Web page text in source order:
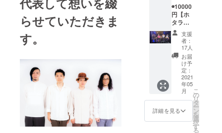
らせていただきま
す。
ランで
す！
（送料
込みの
お値段
です）
☆メン
バー直
筆メッ
セージ
付き
☆CD2
枚組
（NHK
◉10000
円【ホ
タラバ
10周
年"あり
がと
う"プラ
ン】 こ
のプラ
ンでし
か味わ
えない
ドキュ
メント
動画や
ライブ
支援
者：
17人
お届
け予
定：
2021
年05
月
詳細を見る
こ
の
リ
タ
ー
ン
を
選
択
す
る